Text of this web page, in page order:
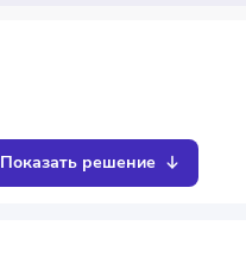
Показать решение